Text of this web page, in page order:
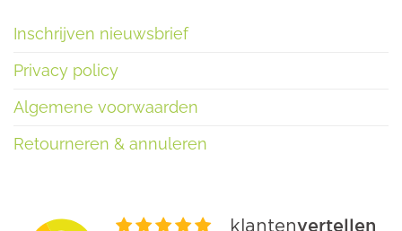
Inschrijven nieuwsbrief
Privacy policy
Algemene voorwaarden
Retourneren & annuleren